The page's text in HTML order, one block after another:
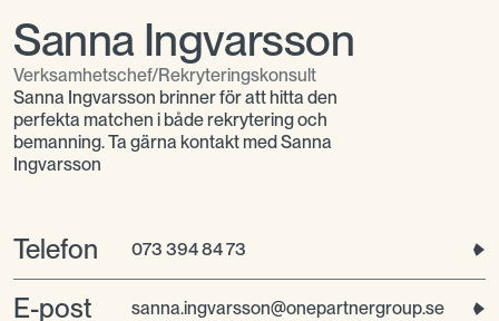
Sanna Ingvarsson
Verksamhetschef/Rekryteringskonsult
Sanna Ingvarsson brinner för att hitta den
perfekta matchen i både rekrytering och
bemanning. Ta gärna kontakt med Sanna
Ingvarsson
Telefon 073 394 84 73
E-post sanna.ingvarsson@onepartnergroup.se